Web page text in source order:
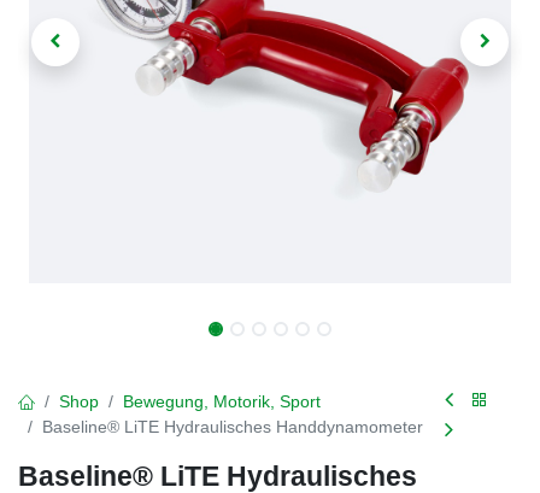
Shop
Bewegung, Motorik, Sport
Baseline® LiTE Hydraulisches Handdynamometer
Baseline® LiTE Hydraulisches